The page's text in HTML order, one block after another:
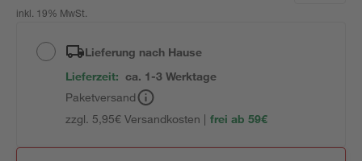
inkl. 19% MwSt.
Lieferung nach Hause
Lieferzeit: ca. 1-3 Werktage
Paketversand
zzgl. 5,95€ Versandkosten | frei ab 59€